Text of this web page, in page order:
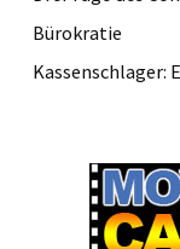
Bürokratie
Kassenschlager: